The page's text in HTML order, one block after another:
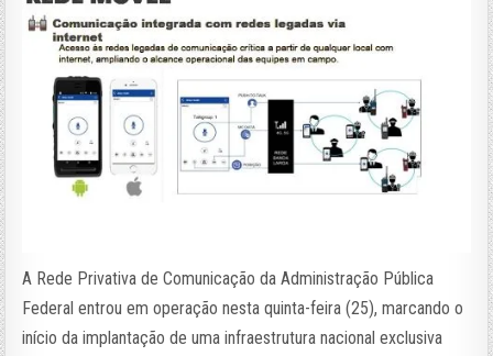
A Rede Privativa de Comunicação da Administração Pública
Federal entrou em operação nesta quinta-feira (25), marcando o
início da implantação de uma infraestrutura nacional exclusiva